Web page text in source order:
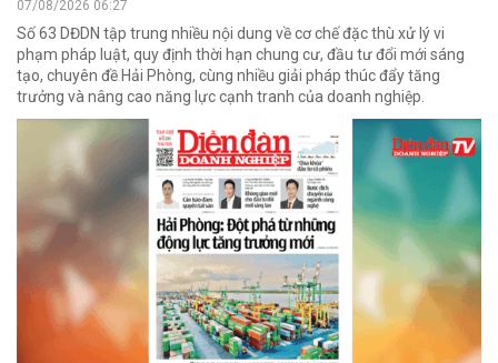
07/08/2026 06:27
Số 63 DĐDN tập trung nhiều nội dung về cơ chế đặc thù xử lý vi
phạm pháp luật, quy định thời hạn chung cư, đầu tư đổi mới sáng
tạo, chuyên đề Hải Phòng, cùng nhiều giải pháp thúc đẩy tăng
trưởng và nâng cao năng lực cạnh tranh của doanh nghiệp.